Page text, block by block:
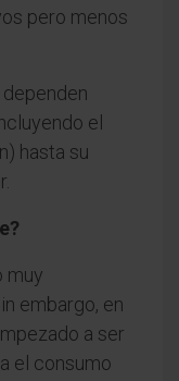
pero menos
el
hasta su
muy
embargo, en
a ser
el consumo